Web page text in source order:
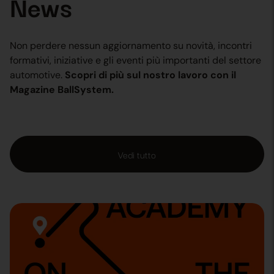
Non perdere nessun aggiornamento su novità, incontri
formativi, iniziative e gli eventi più importanti del settore
automotive. Scopri di più sul nostro lavoro con il
Magazine BallSystem.
Vedi tutto